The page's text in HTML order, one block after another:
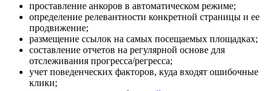
проставление анкоров в автоматическом режиме;
определение релевантности конкретной страницы и ее
продвижение;
размещение ссылок на самых посещаемых площадках;
составление отчетов на регулярной основе для
отслеживания прогресса/регресса;
учет поведенческих факторов, куда входят ошибочные
клики;